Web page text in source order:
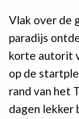
Vlak over de
paradijs
korte autorit
op de
rand van het
dagen lekker